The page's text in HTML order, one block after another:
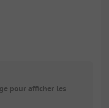
pour afficher les